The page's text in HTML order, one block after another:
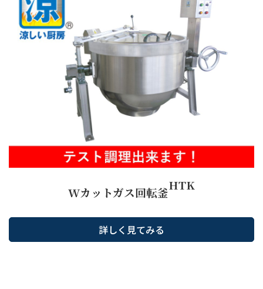
Wカットガス回転釜HTK
詳しく見てみる